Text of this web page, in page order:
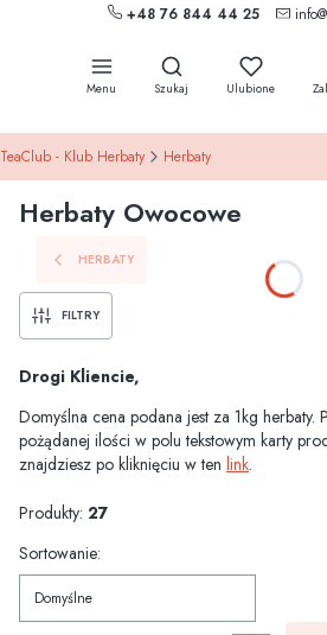
+48 76 844 44 25
Menu
Otwórz wyszukiwarkę
Szukaj Ulubione
TeaClub - Klub Herbaty Herbaty
Herbaty Owocowe
HERBATY
FILTRY
Drogi Kliencie,
Domyślna cena podana jest za 1kg herbaty.
pożądanej ilości w polu tekstowym karty
znajdziesz po kliknięciu w ten link.
Produkty: 27
Lista produktów
Sortowanie:
Domyślne